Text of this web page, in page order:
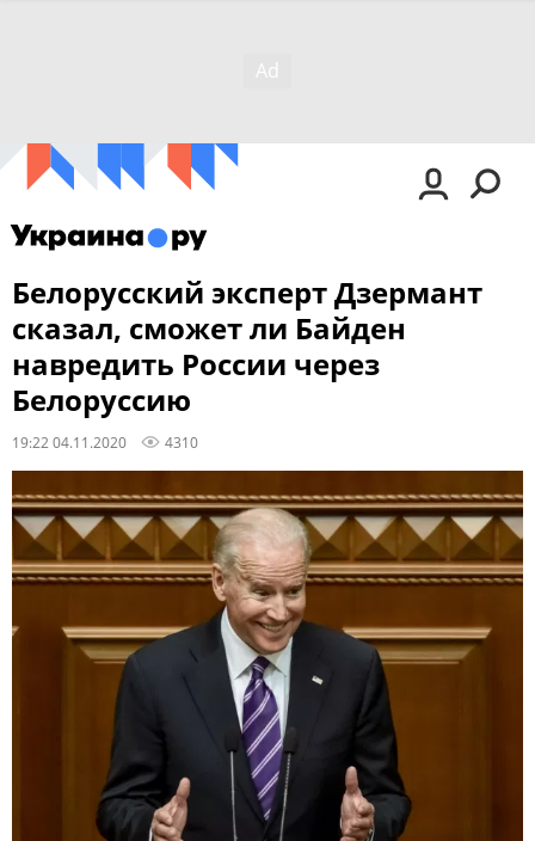
Белорусский эксперт Дзермант
сказал, сможет ли Байден
навредить России через
Белоруссию
19:22 04.11.2020 4310